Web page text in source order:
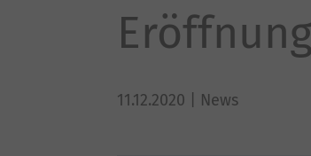
11.12.2020 | News